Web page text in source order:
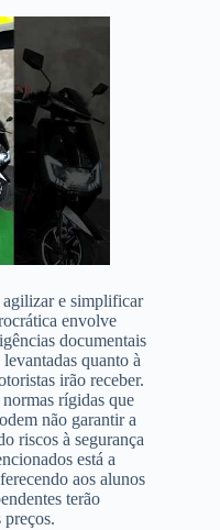
agilizar e simplificar
envolve
documentais
quanto à
irão receber.
rígidas que
não garantir a
riscos à segurança
está a
aos alunos
terão
preços.